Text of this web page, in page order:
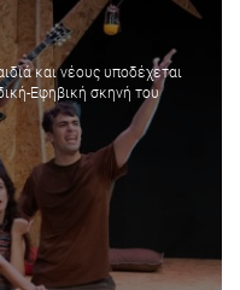
και νέους υποδέχεται
Εφηβική σκηνή του